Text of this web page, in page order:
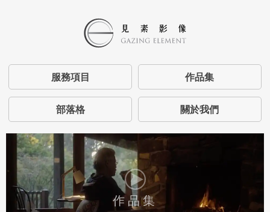
服務項目 作品集
部落格 關於我們
作品集